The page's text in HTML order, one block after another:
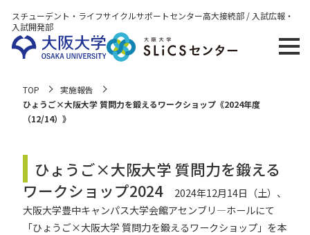
スチューデント・ライフサイクルサポートセンター高大接続部 / 入試広報・
入試開発部
TOP
実施報告
ひょうご×大阪大学 質問力を鍛えるワークショップ《2024年度
（12/14）》
ひょうご×大阪大学 質問力を鍛える
ワークショップ2024
2024年12月14日（土）、
大阪大学豊中キャンパス大学会館アセンブリ―ホールにて
「ひょうご×大阪大学 質問力を鍛えるワークショップ」を本